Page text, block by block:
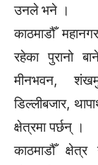
उनले भने ।
काठमाडौँ
रहेका पुरानो
मीनभवन,
डिल्लीबजार,
क्षेत्रमा पर्छन् ।
काठमाडौँ